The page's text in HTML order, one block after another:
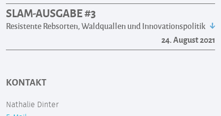
SLAM-AUSGABE #3
Resistente Rebsorten, Waldquallen und Innovationspolitik
24. August 2021
KONTAKT
Nathalie Dinter